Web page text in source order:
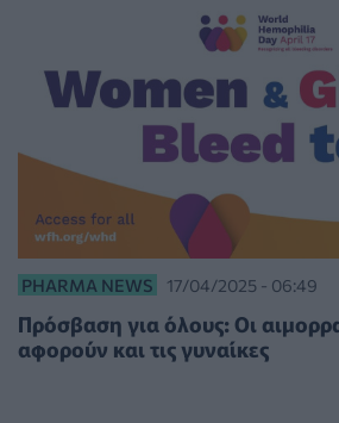
PHARMA NEWS 17/04/2025 - 06:49
Πρόσβαση για όλους: Οι
αφορούν και τις γυναίκες